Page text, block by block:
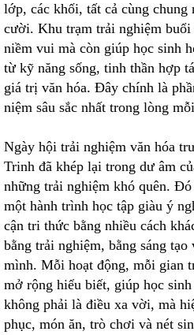
lớp, các khối, tất cả cùng chung
cười. Khu trạm trải nghiệm buổi
niềm vui mà còn giúp học sinh
từ kỹ năng sống, tinh thần hợp
giá trị văn hóa. Đây chính là
niệm sâu sắc nhất trong lòng
Ngày hội trải nghiệm văn hóa
Trinh đã khép lại trong dư âm
những trải nghiệm khó quên.
một hành trình học tập giàu ý
cận tri thức bằng nhiều cách
bằng trải nghiệm, bằng sáng
mình. Mỗi hoạt động, mỗi gian
mở rộng hiểu biết, giúp học
không phải là điều xa vời, mà
phục, món ăn, trò chơi và nét